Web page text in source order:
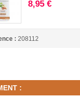
8,95 €
: 208112
: